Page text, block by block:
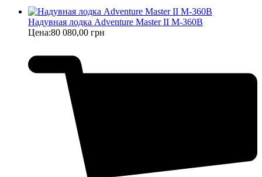
Надувная лодка Adventure Master II M-360B
Цена:80 080,00 грн